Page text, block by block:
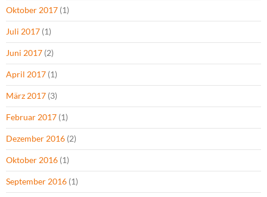
Oktober 2017 (1)
Juli 2017 (1)
Juni 2017 (2)
April 2017 (1)
März 2017 (3)
Februar 2017 (1)
Dezember 2016 (2)
Oktober 2016 (1)
September 2016 (1)